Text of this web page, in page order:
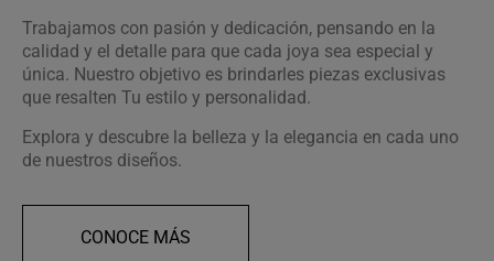
Trabajamos con pasión y dedicación, pensando en la
calidad y el detalle para que cada joya sea especial y
única. Nuestro objetivo es brindarles piezas exclusivas
que resalten Tu estilo y personalidad.
Explora y descubre la belleza y la elegancia en cada uno
de nuestros diseños.
CONOCE MÁS